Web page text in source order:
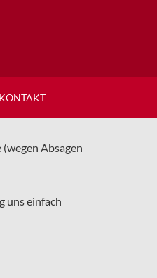
KONTAKT
(wegen Absagen
uns einfach